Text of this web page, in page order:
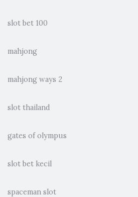
slot bet 100
mahjong
mahjong ways 2
slot thailand
gates of olympus
slot bet kecil
spaceman slot